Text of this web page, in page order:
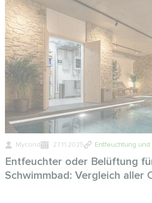
Mycond 27.11.2025 Entfeuchtung
Entfeuchter oder Belüftung
Schwimmbad: Vergleich aller